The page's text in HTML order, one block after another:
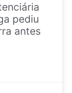
pediu
antes